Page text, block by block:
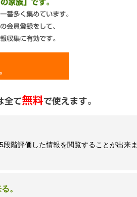
）
階評価した情報を閲覧することが出来ま
。